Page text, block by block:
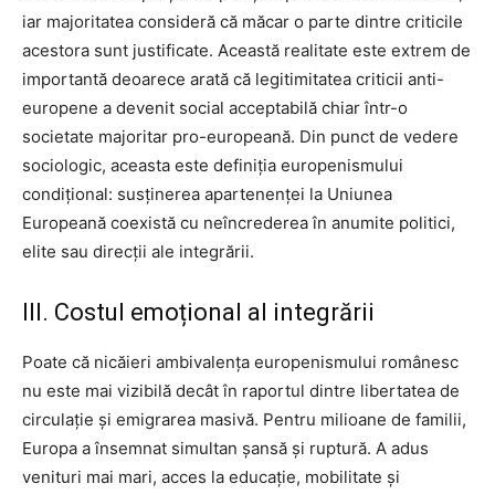
iar majoritatea consideră că măcar o parte dintre criticile
acestora sunt justificate. Această realitate este extrem de
importantă deoarece arată că legitimitatea criticii anti-
europene a devenit social acceptabilă chiar într-o
societate majoritar pro-europeană. Din punct de vedere
sociologic, aceasta este definiția europenismului
condițional: susținerea apartenenței la Uniunea
Europeană coexistă cu neîncrederea în anumite politici,
elite sau direcții ale integrării.
III. Costul emoțional al integrării
Poate că nicăieri ambivalența europenismului românesc
nu este mai vizibilă decât în raportul dintre libertatea de
circulație și emigrarea masivă. Pentru milioane de familii,
Europa a însemnat simultan șansă și ruptură. A adus
venituri mai mari, acces la educație, mobilitate și